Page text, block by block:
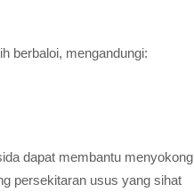
berbaloi, mengandungi:
dapat membantu menyokong
persekitaran usus yang sihat